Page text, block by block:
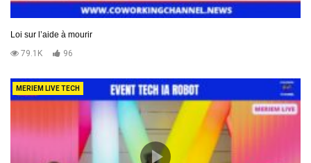
Loi sur l’aide à mourir
79.1K
96
MERIEM LIVE TECH